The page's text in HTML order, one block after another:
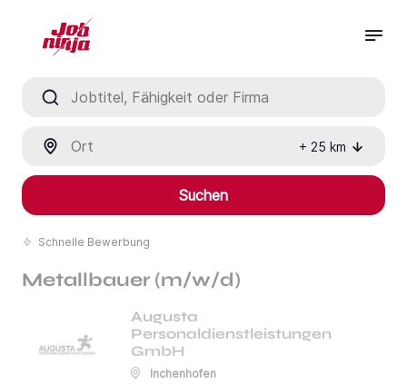
+ 25 km
Suchen
Schnelle Bewerbung
Metallbauer (m/w/d)
Augusta
Personaldienstleistungen
GmbH
Inchenhofen